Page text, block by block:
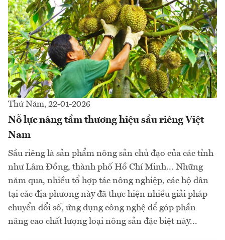
Thứ Năm, 22-01-2026
Nỗ lực nâng tầm thương hiệu sầu riêng Việt
Nam
Sầu riêng là sản phẩm nông sản chủ đạo của các tỉnh
như Lâm Đồng, thành phố Hồ Chí Minh... Những
năm qua, nhiều tổ hợp tác nông nghiệp, các hộ dân
tại các địa phương này đã thực hiện nhiều giải pháp
chuyển đổi số, ứng dụng công nghệ để góp phần
nâng cao chất lượng loại nông sản đặc biệt này...